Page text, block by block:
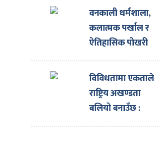
वनकाली धर्मशाला,
कलात्मक पर्खाल र
ऐतिहासिक पोखरी
पुनर्निर्माण
शिलान्यास
विविधतामा एकताले
राष्ट्रिय अखण्डता
बलियो बनाउँछ :
राष्ट्रपति